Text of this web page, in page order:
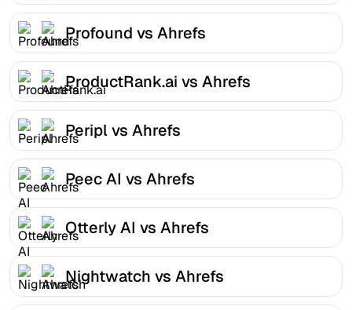
Profound vs Ahrefs
ProductRank.ai vs Ahrefs
Peripl vs Ahrefs
Peec AI vs Ahrefs
Otterly AI vs Ahrefs
Nightwatch vs Ahrefs